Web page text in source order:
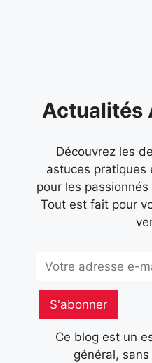
Actualités
Découvrez les
astuces pratiques
pour les
Tout est fait pour
S'abonner
Ce blog est un
général,